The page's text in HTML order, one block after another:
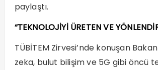
paylaştı.
“TEKNOLOJİYİ ÜRETEN VE
TÜBİTEM Zirvesi’nde konuşan
zeka, bulut bilişim ve 5G gibi öncü